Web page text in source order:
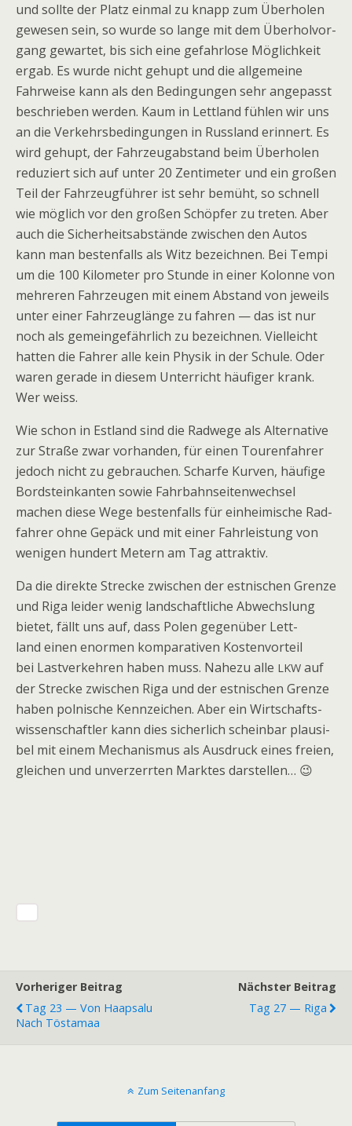
und sollte der Platz ein­mal zu knapp zum Über­ho­len
gewe­sen sein, so wurde so lange mit dem Über­hol­vor­
gang gewar­tet, bis sich eine gefahr­lose Mög­lich­keit
ergab. Es wurde nicht gehupt und die all­ge­meine
Fahr­weise kann als den Bedin­gun­gen sehr ange­passt
beschrie­ben wer­den. Kaum in Lett­land füh­len wir uns
an die Ver­kehrs­be­din­gun­gen in Russ­land erin­nert. Es
wird gehupt, der Fahr­zeug­ab­stand beim Über­ho­len
redu­ziert sich auf unter 20 Zen­ti­me­ter und ein gro­ßen
Teil der Fahr­zeug­füh­rer ist sehr bemüht, so schnell
wie mög­lich vor den gro­ßen Schöp­fer zu tre­ten. Aber
auch die Sicher­heits­ab­stände zwi­schen den Autos
kann man bes­ten­falls als Witz bezeich­nen. Bei Tempi
um die 100 Kilo­me­ter pro Stunde in einer Kolonne von
meh­re­ren Fahr­zeu­gen mit einem Abstand von jeweils
unter einer Fahr­zeug­länge zu fah­ren — das ist nur
noch als gemein­ge­fähr­lich zu bezeich­nen. Viel­leicht
hat­ten die Fah­rer alle kein Phy­sik in der Schule. Oder
waren gerade in die­sem Unter­richt häu­fi­ger krank.
Wer weiss.
Wie schon in Est­land sind die Rad­wege als Alter­na­tive
zur Straße zwar vor­han­den, für einen Tou­ren­fah­rer
jedoch nicht zu gebrau­chen. Scharfe Kur­ven, häu­fige
Bord­stein­kan­ten sowie Fahr­bahn­sei­ten­wech­sel
machen diese Wege bes­ten­falls für ein­hei­mi­sche Rad­
fah­rer ohne Gepäck und mit einer Fahr­leis­tung von
weni­gen hun­dert Metern am Tag attraktiv.
Da die direkte Stre­cke zwi­schen der est­ni­schen Grenze
und Riga lei­der wenig land­schaft­li­che Abwechs­lung
bie­tet, fällt uns auf, dass Polen gegen­über Lett­
land einen enor­men kom­pa­ra­ti­ven Kos­ten­vor­teil
bei Last­ver­keh­ren haben muss. Nahezu alle LKW auf
der Stre­cke zwi­schen Riga und der est­ni­schen Grenze
haben pol­ni­sche Kenn­zei­chen. Aber ein Wirt­schafts­
wis­sen­schaft­ler kann dies sicher­lich schein­bar plau­si­
bel mit einem Mecha­nis­mus als Aus­druck eines freien,
glei­chen und unver­zerr­ten Mark­tes darstellen… 😉
Vorheriger Beitrag
Tag 23 — Von Haapsalu
Nach Töstamaa
Nächster Beitrag
Tag 27 — Riga
Zum Seitenanfang